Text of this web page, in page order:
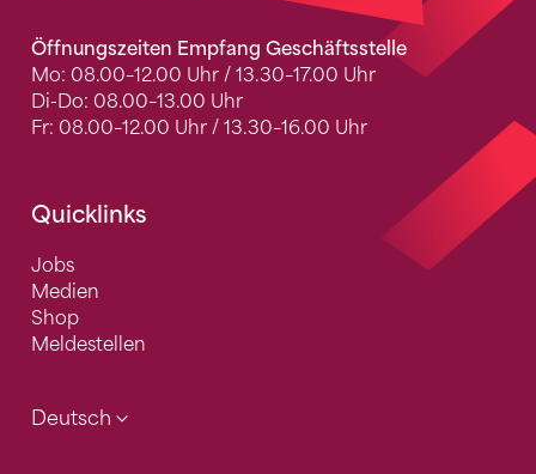
Öffnungszeiten Empfang Geschäftsstelle
Mo: 08.00–12.00 Uhr / 13.30–17.00 Uhr
Di-Do: 08.00–13.00 Uhr
Fr: 08.00–12.00 Uhr / 13.30–16.00 Uhr
Quicklinks
Jobs
Medien
Shop
Meldestellen
Deutsch